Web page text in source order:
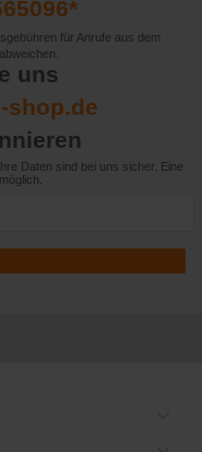
für Anrufe aus dem
uns
shop.de
Daten sind bei uns sicher. Eine